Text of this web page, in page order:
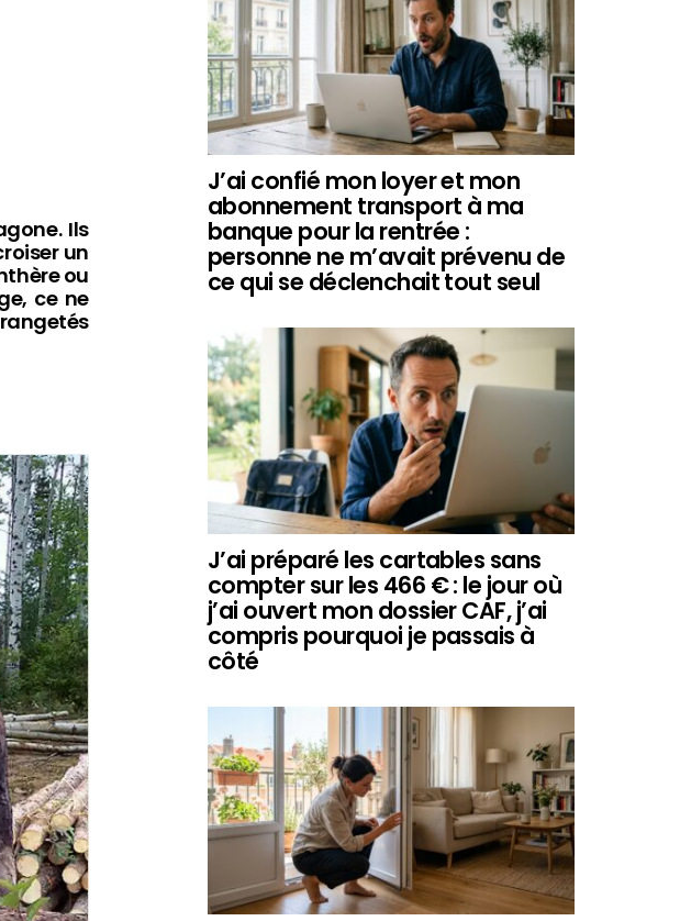
Ils
un
ou
ce ne
J’ai confié mon loyer et mon
abonnement transport à ma
banque pour la rentrée :
personne ne m’avait prévenu de
ce qui se déclenchait tout seul
J’ai préparé les cartables sans
compter sur les 466 € : le jour où
j’ai ouvert mon dossier CAF, j’ai
compris pourquoi je passais à
côté